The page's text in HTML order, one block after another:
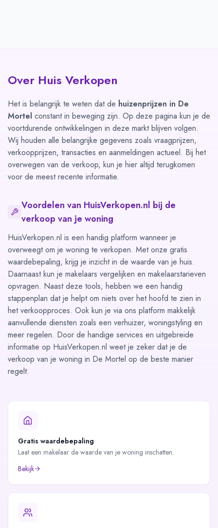
Over Huis Verkopen
Het is belangrijk te weten dat de huizenprijzen in De
Mortel constant in beweging zijn. Op deze pagina kun je de
voortdurende ontwikkelingen in deze markt blijven volgen.
Wij houden alle belangrijke gegevens zoals vraagprijzen,
verkoopprijzen, transacties en aanmeldingen actueel. Bij het
overwegen van de verkoop, kun je hier altijd terugkomen
voor de meest recente informatie.
Voordelen van HuisVerkopen.nl bij de
verkoop van je woning
HuisVerkopen.nl is een handig platform wanneer je
overweegt om je woning te verkopen. Met onze gratis
waardebepaling, krijg je inzicht in de waarde van je huis.
Daarnaast kun je makelaars vergelijken en makelaarstarieven
opvragen. Naast deze tools, hebben we een handig
stappenplan dat je helpt om niets over het hoofd te zien in
het verkoopproces. Ook kun je via ons platform makkelijk
aanvullende diensten zoals een verhuizer, woningstyling en
meer regelen. Door de handige services en uitgebreide
informatie op HuisVerkopen.nl weet je zeker dat je de
verkoop van je woning in De Mortel op de beste manier
regelt.
Gratis waardebepaling
Laat een makelaar de waarde van je woning inschatten.
Bekijk